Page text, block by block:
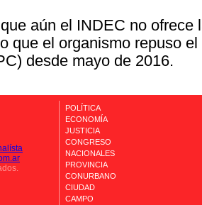
aún el INDEC no ofrece
que el organismo repuso
desde mayo de 2016.
POLÍTICA
ECONOMÍA
JUSTICIA
CONGRESO
NACIONALES
PROVINCIA
CONURBANO
CIUDAD
CAMPO